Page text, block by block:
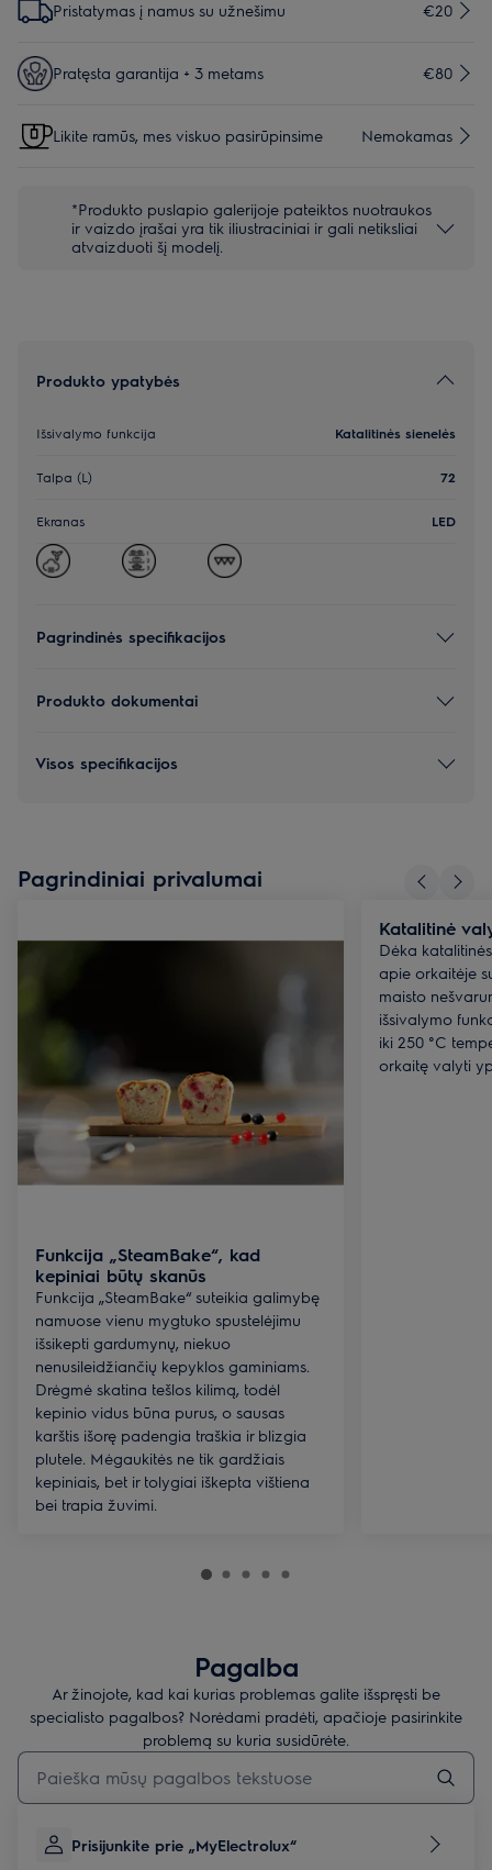
Pristatymas į namus su užnešimu €20
Pratęsta garantija + 3 metams €80
Likite ramūs, mes viskuo pasirūpinsime Nemokamas
*Produkto puslapio galerijoje pateiktos nuotraukos
ir vaizdo įrašai yra tik iliustraciniai ir gali netiksliai
atvaizduoti šį modelį.
Produkto ypatybės
Išsivalymo funkcija Katalitinės sienelės
Talpa (L) 72
Ekranas LED
Pagrindinės specifikacijos
Produkto dokumentai
Visos specifikacijos
Pagrindiniai privalumai
Funkcija „SteamBake“, kad
kepiniai būtų skanūs
Funkcija „SteamBake“ suteikia galimybę
namuose vienu mygtuko spustelėjimu
išsikepti gardumynų, niekuo
nenusileidžiančių kepyklos gaminiams.
Drėgmė skatina tešlos kilimą, todėl
kepinio vidus būna purus, o sausas
karštis išorę padengia traškia ir blizgia
plutele. Mėgaukitės ne tik gardžiais
kepiniais, bet ir tolygiai iškepta vištiena
bei trapia žuvimi.
Katalitinė
Dėka
apie orkaitėje
maisto
išsivalymo
iki 250 °C
orkaitę valyti
Pagalba
Ar žinojote, kad kai kurias problemas galite išspręsti be
specialisto pagalbos? Norėdami pradėti, apačioje pasirinkite
problemą su kuria susidūrėte.
Įveskite tekstą, jei norite ieškoti pagalbinių straipsnių
Prisijunkite prie „MyElectrolux“